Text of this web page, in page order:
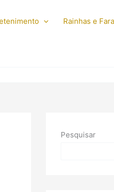
Rainhas e
Pesquisar